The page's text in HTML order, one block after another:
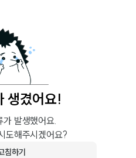
생겼어요!
가 발생했어요.
도해주시겠어요?
침하기